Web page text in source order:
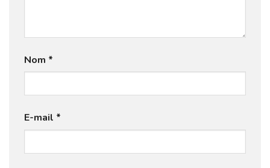
Nom *
E-mail *